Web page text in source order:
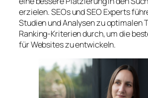
erzielen. SEOs und SEO Experts
Studien und Analysen zu optimalen
Ranking-Kriterien durch, um die
für Websites zu entwickeln.